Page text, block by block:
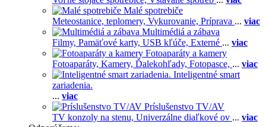
Malé spotrebiče
Meteostanice, teplomery, Vykurovanie, Príprava ... viac
Multimédiá a zábava
Filmy, Pamäťové karty, USB kľúče, Externé ... viac
Fotoaparáty a kamery
Fotoaparáty, Kamery, Ďalekohľady, Fotopasce, ... viac
Inteligentné smart
zariadenia.
... viac
Príslušenstvo TV/AV
TV konzoly na stenu, Univerzálne diaľkové ov ... viac